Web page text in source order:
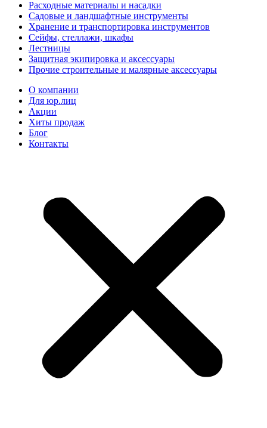
Расходные материалы и насадки
Садовые и ландшафтные инструменты
Хранение и транспортировка инструментов
Сейфы, стеллажи, шкафы
Лестницы
Защитная экипировка и аксессуары
Прочие строительные и малярные аксессуары
О компании
Для юр.лиц
Акции
Хиты продаж
Блог
Контакты